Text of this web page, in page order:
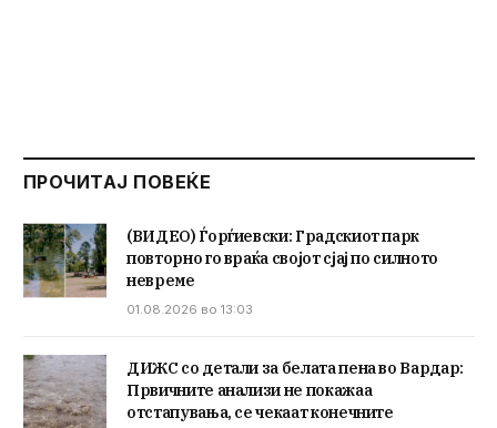
ПРОЧИТАЈ ПОВЕЌЕ
(ВИДЕО) Ѓорѓиевски: Градскиот парк
повторно го враќа својот сјај по силното
невреме
01.08.2026 во 13:03
ДИЖС со детали за белата пена во Вардар:
Првичните анализи не покажаа
отстапувања, се чекаат конечните